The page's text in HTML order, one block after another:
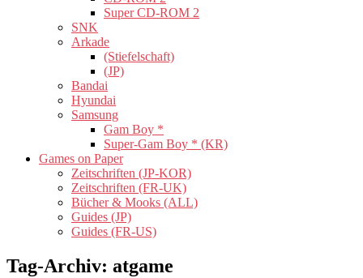
Super CD-ROM 2
SNK
Arkade
(Stiefelschaft)
(JP)
Bandai
Hyundai
Samsung
Gam Boy *
Super-Gam Boy * (KR)
Games on Paper
Zeitschriften (JP-KOR)
Zeitschriften (FR-UK)
Bücher & Mooks (ALL)
Guides (JP)
Guides (FR-US)
Tag-Archiv: atgame